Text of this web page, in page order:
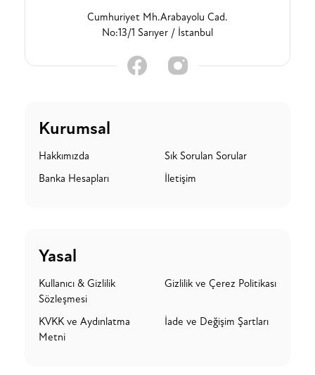
Cumhuriyet Mh.Arabayolu Cad.
No:13/1 Sarıyer / İstanbul
Kurumsal
Hakkımızda
Sık Sorulan Sorular
Banka Hesapları
İletişim
Yasal
Kullanıcı & Gizlilik
Sözleşmesi
Gizlilik ve Çerez Politikası
KVKK ve Aydınlatma
Metni
İade ve Değişim Şartları